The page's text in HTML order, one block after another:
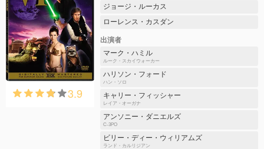
3.9
ジョージ・ルーカス
ローレンス・カスダン
出演者
マーク・ハミル
ルーク・スカイウォーカー
ハリソン・フォード
ハン・ソロ
キャリー・フィッシャー
レイア・オーガナ
アンソニー・ダニエルズ
C-3PO
ビリー・ディー・ウィリアムズ
ランド・カルリジアン